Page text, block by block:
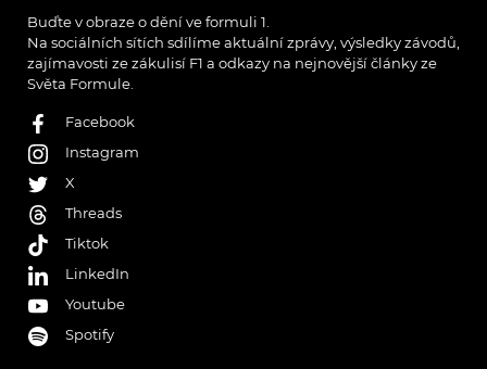
Buďte v obraze o dění ve formuli 1.
Na sociálních sítích sdílíme aktuální zprávy, výsledky závodů,
zajímavosti ze zákulisí F1 a odkazy na nejnovější články ze
Světa Formule.
Facebook
Instagram
X
Threads
Tiktok
LinkedIn
Youtube
Spotify